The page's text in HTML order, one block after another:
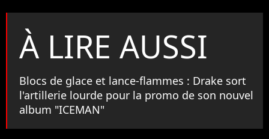
À LIRE AUSSI
Blocs de glace et lance-flammes : Drake sort
l'artillerie lourde pour la promo de son nouvel
album "ICEMAN"